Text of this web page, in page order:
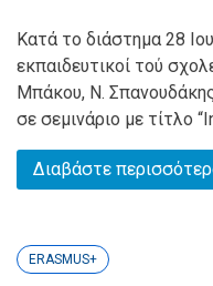
Κατά το διάστημα 28
εκπαιδευτικοί τού
Μπάκου, Ν.
σε σεμινάριο με τίτλο
Διαβάστε
ERASMUS+